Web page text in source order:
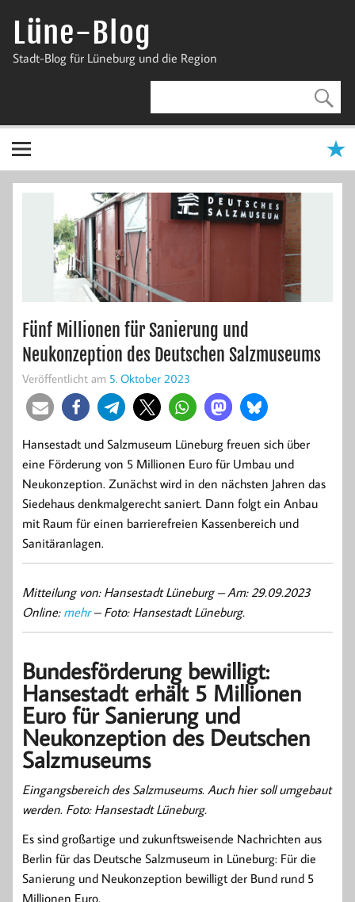
InhaltLüne-Blog
Stadt-Blog für Lüneburg und die Region
Fünf Millionen für Sanierung und
Neukonzeption des Deutschen Salzmuseums
Veröffentlicht am 5. Oktober 2023
Hansestadt und Salzmuseum Lüneburg freuen sich über
eine Förderung von 5 Millionen Euro für Umbau und
Neukonzeption. Zunächst wird in den nächsten Jahren das
Siedehaus denkmalgerecht saniert. Dann folgt ein Anbau
mit Raum für einen barrierefreien Kassenbereich und
Sanitäranlagen.
Mitteilung von: Hansestadt Lüneburg –Am: 29.09.2023
Online: mehr– Foto: Hansestadt Lüneburg.
Bundesförderung bewilligt:
Hansestadt erhält 5 Millionen
Euro für Sanierung und
Neukonzeption des Deutschen
Salzmuseums
Eingangsbereich des Salzmuseums. Auch hier soll umgebaut
werden. Foto: Hansestadt Lüneburg.
Es sind großartige und zukunftsweisende Nachrichten aus
Berlin für das Deutsche Salzmuseum in Lüneburg: Für die
Sanierung und Neukonzeption bewilligt der Bund rund 5
Millionen Euro.